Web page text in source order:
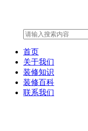
首页
关于我们
装修知识
装修百科
联系我们